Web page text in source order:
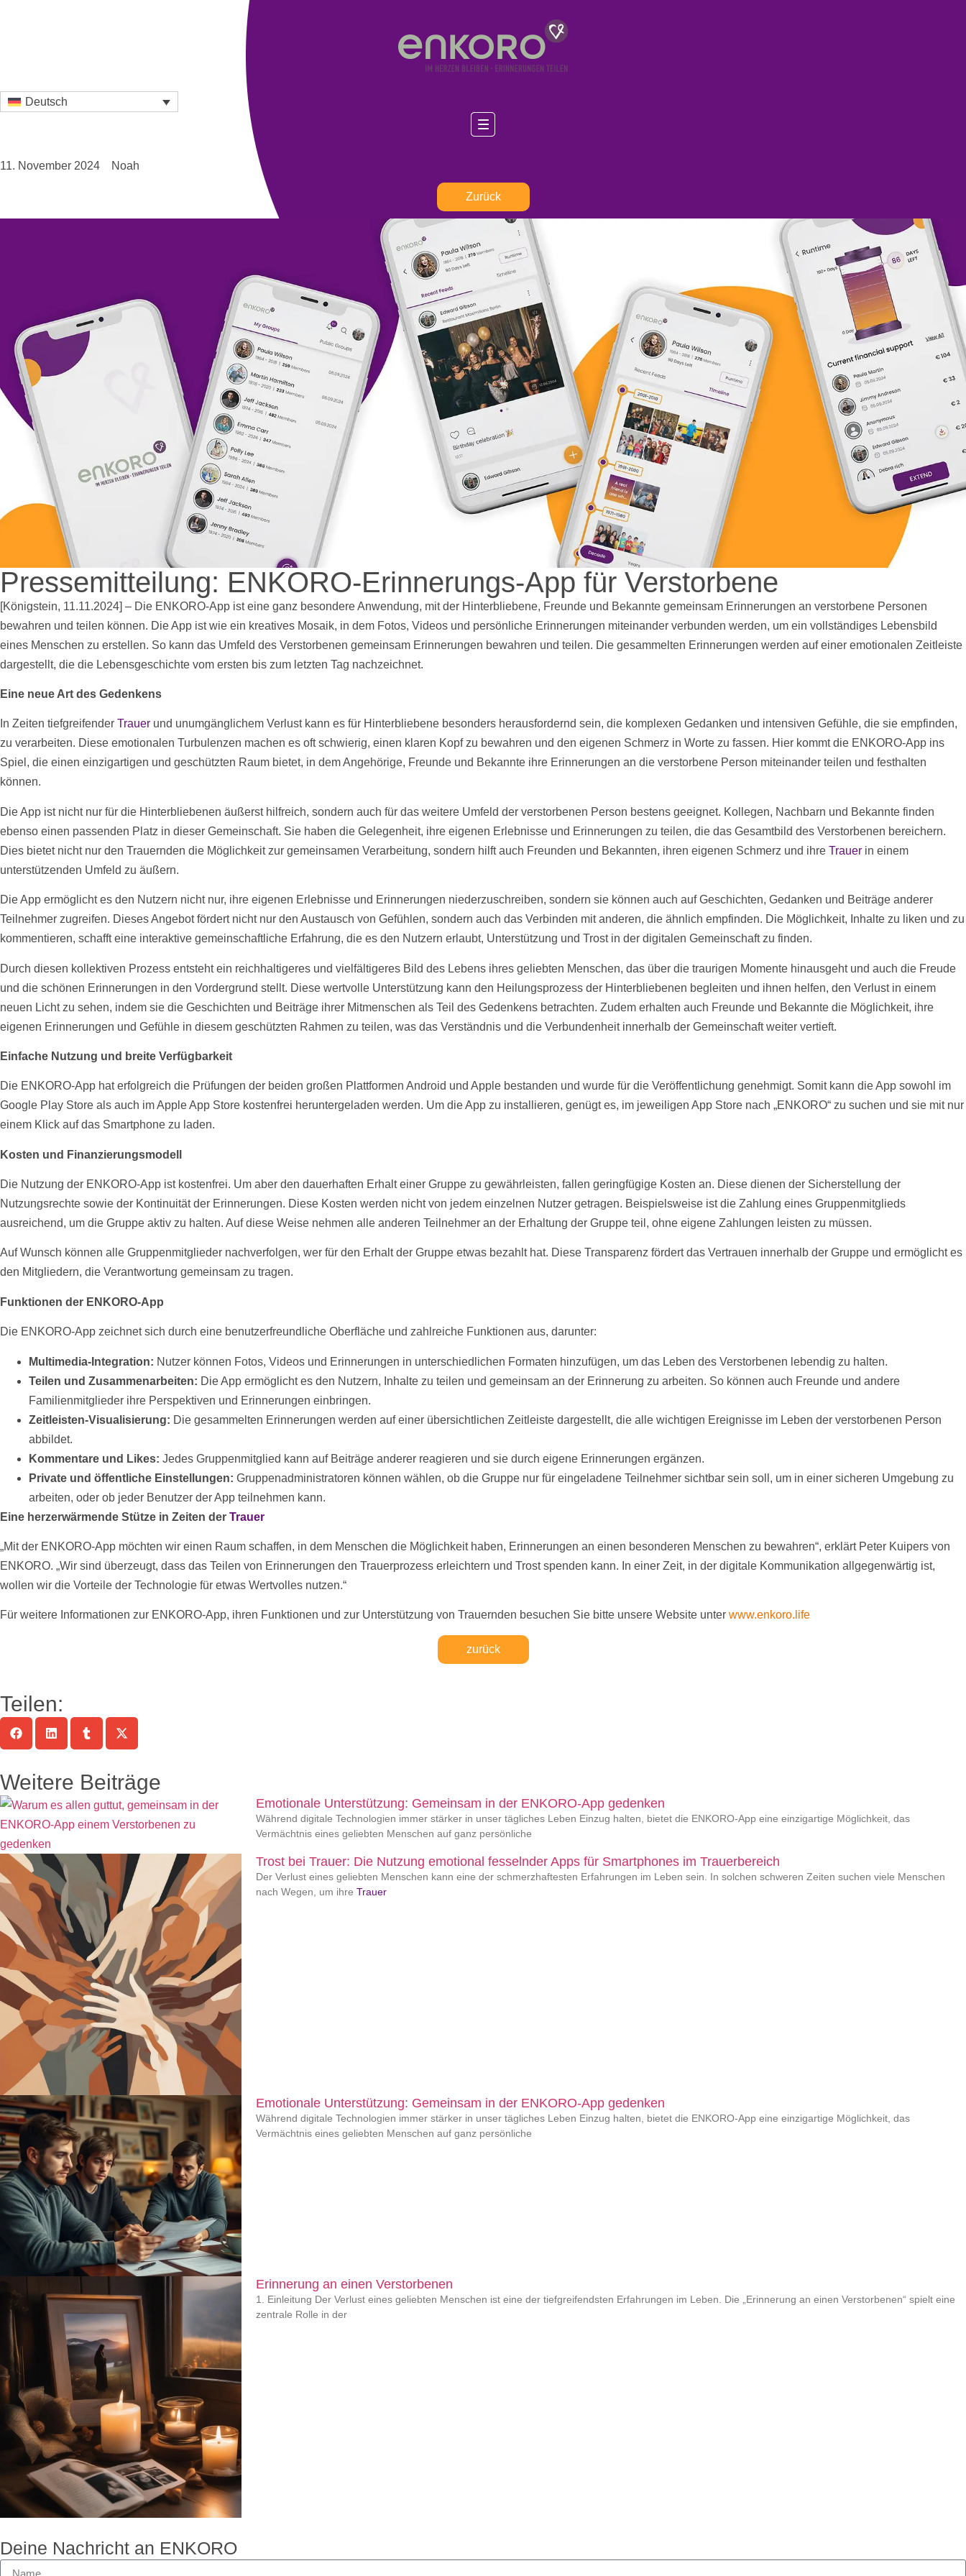
Deutsch
11. November 2024 Noah
Zurück
Pressemitteilung: ENKORO-Erinnerungs-App für Verstorbene
[Königstein, 11.11.2024] – Die ENKORO-App ist eine ganz besondere Anwendung, mit der Hinterbliebene, Freunde und Bekannte gemeinsam Erinnerungen an verstorbene Personen
bewahren und teilen können. Die App ist wie ein kreatives Mosaik, in dem Fotos, Videos und persönliche Erinnerungen miteinander verbunden werden, um ein vollständiges Lebensbild
eines Menschen zu erstellen. So kann das Umfeld des Verstorbenen gemeinsam Erinnerungen bewahren und teilen. Die gesammelten Erinnerungen werden auf einer emotionalen Zeitleiste
dargestellt, die die Lebensgeschichte vom ersten bis zum letzten Tag nachzeichnet.
Eine neue Art des Gedenkens
In Zeiten tiefgreifender Trauer und unumgänglichem Verlust kann es für Hinterbliebene besonders herausfordernd sein, die komplexen Gedanken und intensiven Gefühle, die sie empfinden,
zu verarbeiten. Diese emotionalen Turbulenzen machen es oft schwierig, einen klaren Kopf zu bewahren und den eigenen Schmerz in Worte zu fassen. Hier kommt die ENKORO-App ins
Spiel, die einen einzigartigen und geschützten Raum bietet, in dem Angehörige, Freunde und Bekannte ihre Erinnerungen an die verstorbene Person miteinander teilen und festhalten
können.
Die App ist nicht nur für die Hinterbliebenen äußerst hilfreich, sondern auch für das weitere Umfeld der verstorbenen Person bestens geeignet. Kollegen, Nachbarn und Bekannte finden
ebenso einen passenden Platz in dieser Gemeinschaft. Sie haben die Gelegenheit, ihre eigenen Erlebnisse und Erinnerungen zu teilen, die das Gesamtbild des Verstorbenen bereichern.
Dies bietet nicht nur den Trauernden die Möglichkeit zur gemeinsamen Verarbeitung, sondern hilft auch Freunden und Bekannten, ihren eigenen Schmerz und ihre Trauer in einem
unterstützenden Umfeld zu äußern.
Die App ermöglicht es den Nutzern nicht nur, ihre eigenen Erlebnisse und Erinnerungen niederzuschreiben, sondern sie können auch auf Geschichten, Gedanken und Beiträge anderer
Teilnehmer zugreifen. Dieses Angebot fördert nicht nur den Austausch von Gefühlen, sondern auch das Verbinden mit anderen, die ähnlich empfinden. Die Möglichkeit, Inhalte zu liken und zu
kommentieren, schafft eine interaktive gemeinschaftliche Erfahrung, die es den Nutzern erlaubt, Unterstützung und Trost in der digitalen Gemeinschaft zu finden.
Durch diesen kollektiven Prozess entsteht ein reichhaltigeres und vielfältigeres Bild des Lebens ihres geliebten Menschen, das über die traurigen Momente hinausgeht und auch die Freude
und die schönen Erinnerungen in den Vordergrund stellt. Diese wertvolle Unterstützung kann den Heilungsprozess der Hinterbliebenen begleiten und ihnen helfen, den Verlust in einem
neuen Licht zu sehen, indem sie die Geschichten und Beiträge ihrer Mitmenschen als Teil des Gedenkens betrachten. Zudem erhalten auch Freunde und Bekannte die Möglichkeit, ihre
eigenen Erinnerungen und Gefühle in diesem geschützten Rahmen zu teilen, was das Verständnis und die Verbundenheit innerhalb der Gemeinschaft weiter vertieft.
Einfache Nutzung und breite Verfügbarkeit
Die ENKORO-App hat erfolgreich die Prüfungen der beiden großen Plattformen Android und Apple bestanden und wurde für die Veröffentlichung genehmigt. Somit kann die App sowohl im
Google Play Store als auch im Apple App Store kostenfrei heruntergeladen werden. Um die App zu installieren, genügt es, im jeweiligen App Store nach „ENKORO“ zu suchen und sie mit nur
einem Klick auf das Smartphone zu laden.
Kosten und Finanzierungsmodell
Die Nutzung der ENKORO-App ist kostenfrei. Um aber den dauerhaften Erhalt einer Gruppe zu gewährleisten, fallen geringfügige Kosten an. Diese dienen der Sicherstellung der
Nutzungsrechte sowie der Kontinuität der Erinnerungen. Diese Kosten werden nicht von jedem einzelnen Nutzer getragen. Beispielsweise ist die Zahlung eines Gruppenmitglieds
ausreichend, um die Gruppe aktiv zu halten. Auf diese Weise nehmen alle anderen Teilnehmer an der Erhaltung der Gruppe teil, ohne eigene Zahlungen leisten zu müssen.
Auf Wunsch können alle Gruppenmitglieder nachverfolgen, wer für den Erhalt der Gruppe etwas bezahlt hat. Diese Transparenz fördert das Vertrauen innerhalb der Gruppe und ermöglicht es
den Mitgliedern, die Verantwortung gemeinsam zu tragen.
Funktionen der ENKORO-App
Die ENKORO-App zeichnet sich durch eine benutzerfreundliche Oberfläche und zahlreiche Funktionen aus, darunter:
Multimedia-Integration: Nutzer können Fotos, Videos und Erinnerungen in unterschiedlichen Formaten hinzufügen, um das Leben des Verstorbenen lebendig zu halten.
Teilen und Zusammenarbeiten: Die App ermöglicht es den Nutzern, Inhalte zu teilen und gemeinsam an der Erinnerung zu arbeiten. So können auch Freunde und andere
Familienmitglieder ihre Perspektiven und Erinnerungen einbringen.
Zeitleisten-Visualisierung: Die gesammelten Erinnerungen werden auf einer übersichtlichen Zeitleiste dargestellt, die alle wichtigen Ereignisse im Leben der verstorbenen Person
abbildet.
Kommentare und Likes: Jedes Gruppenmitglied kann auf Beiträge anderer reagieren und sie durch eigene Erinnerungen ergänzen.
Private und öffentliche Einstellungen: Gruppenadministratoren können wählen, ob die Gruppe nur für eingeladene Teilnehmer sichtbar sein soll, um in einer sicheren Umgebung zu
arbeiten, oder ob jeder Benutzer der App teilnehmen kann.
Eine herzerwärmende Stütze in Zeiten der Trauer
„Mit der ENKORO-App möchten wir einen Raum schaffen, in dem Menschen die Möglichkeit haben, Erinnerungen an einen besonderen Menschen zu bewahren“, erklärt Peter Kuipers von
ENKORO. „Wir sind überzeugt, dass das Teilen von Erinnerungen den Trauerprozess erleichtern und Trost spenden kann. In einer Zeit, in der digitale Kommunikation allgegenwärtig ist,
wollen wir die Vorteile der Technologie für etwas Wertvolles nutzen.“
Für weitere Informationen zur ENKORO-App, ihren Funktionen und zur Unterstützung von Trauernden besuchen Sie bitte unsere Website unter www.enkoro.life
zurück
Teilen:
Weitere Beiträge
Emotionale Unterstützung: Gemeinsam in der ENKORO-App gedenken
Während digitale Technologien immer stärker in unser tägliches Leben Einzug halten, bietet die ENKORO-App eine einzigartige Möglichkeit, das
Vermächtnis eines geliebten Menschen auf ganz persönliche
Trost bei Trauer: Die Nutzung emotional fesselnder Apps für Smartphones im Trauerbereich
Der Verlust eines geliebten Menschen kann eine der schmerzhaftesten Erfahrungen im Leben sein. In solchen schweren Zeiten suchen viele Menschen
nach Wegen, um ihre Trauer
Emotionale Unterstützung: Gemeinsam in der ENKORO-App gedenken
Während digitale Technologien immer stärker in unser tägliches Leben Einzug halten, bietet die ENKORO-App eine einzigartige Möglichkeit, das
Vermächtnis eines geliebten Menschen auf ganz persönliche
Erinnerung an einen Verstorbenen
1. Einleitung Der Verlust eines geliebten Menschen ist eine der tiefgreifendsten Erfahrungen im Leben. Die „Erinnerung an einen Verstorbenen“ spielt eine
zentrale Rolle in der
Deine Nachricht an ENKORO